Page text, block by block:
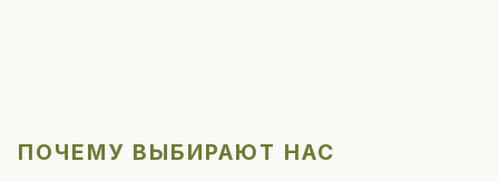
ПОЧЕМУ ВЫБИРАЮТ НАС